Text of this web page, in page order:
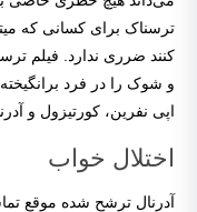
ترسناک برای کسانی که
کنند ضرری ندارد. فیلم
و شوک را در فرد
اپی نفرین، کورتیزول و
اختلال خواب
آدرنال ترشح شده موقع